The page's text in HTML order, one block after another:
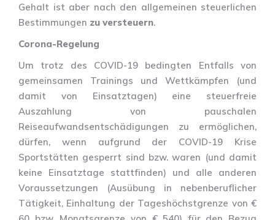
Gehalt ist aber nach den allgemeinen steuerlichen
Bestimmungen zu versteuern.
Corona-Regelung
Um trotz des COVID-19 bedingten Entfalls von
gemeinsamen Trainings und Wettkämpfen (und
damit von Einsatztagen) eine steuerfreie
Auszahlung von pauschalen
Reiseaufwandsentschädigungen zu ermöglichen,
dürfen, wenn aufgrund der COVID-19 Krise
Sportstätten gesperrt sind bzw. waren (und damit
keine Einsatztage stattfinden) und alle anderen
Voraussetzungen (Ausübung in nebenberuflicher
Tätigkeit, Einhaltung der Tageshöchstgrenze von €